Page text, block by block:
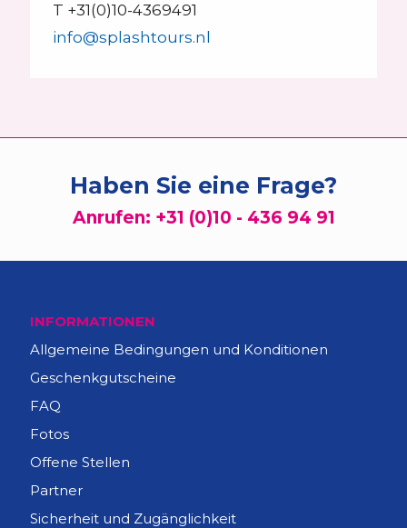
T +31(0)10-4369491
info@splashtours.nl
Haben Sie eine Frage?
Anrufen: +31 (0)10 - 436 94 91
INFORMATIONEN
Allgemeine Bedingungen und Konditionen
Geschenkgutscheine
FAQ
Fotos
Offene Stellen
Partner
Sicherheit und Zugänglichkeit